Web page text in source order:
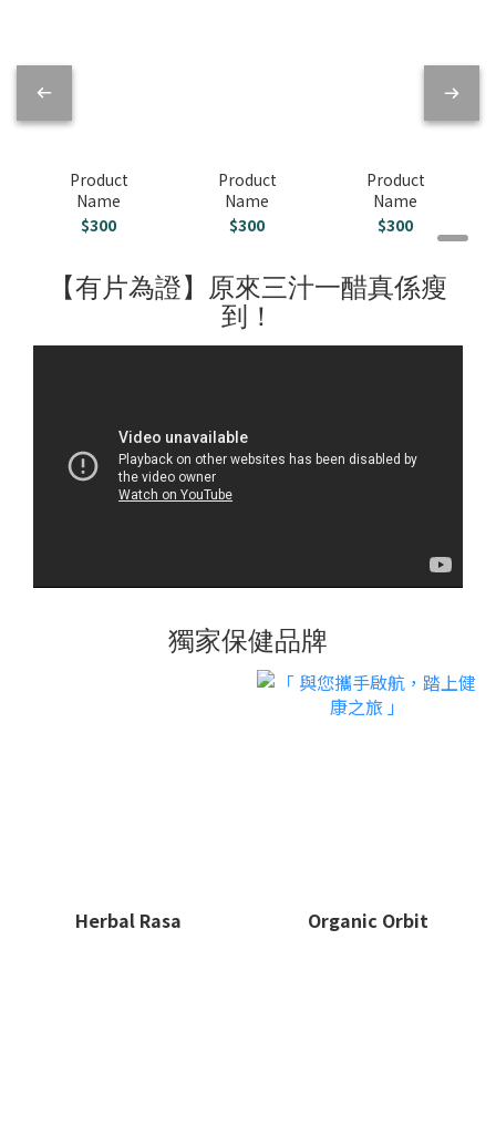
Product
Name
$300
Product
Name
$300
Product
Name
$300
【有片為證】原來三汁一醋真係瘦
到！
獨家保健品牌
Herbal Rasa Organic Orbit